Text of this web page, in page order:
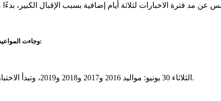
وجاءت المواعيد الإضافية التي أعلنها النادي على النحو التالي:
-الثلاثاء 30 يونيو: مواليد 2016 و2017 و2018 و2019، وتبدأ الاختبارات في تمام الساعة السابعة صباحًا.